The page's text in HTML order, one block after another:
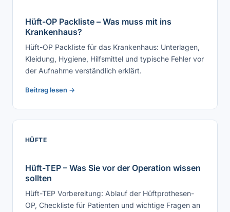
Hüft-OP Packliste – Was muss mit ins
Krankenhaus?
Hüft-OP Packliste für das Krankenhaus: Unterlagen,
Kleidung, Hygiene, Hilfsmittel und typische Fehler vor
der Aufnahme verständlich erklärt.
Beitrag lesen →
HÜFTE
Hüft-TEP – Was Sie vor der Operation wissen
sollten
Hüft-TEP Vorbereitung: Ablauf der Hüftprothesen-
OP, Checkliste für Patienten und wichtige Fragen an